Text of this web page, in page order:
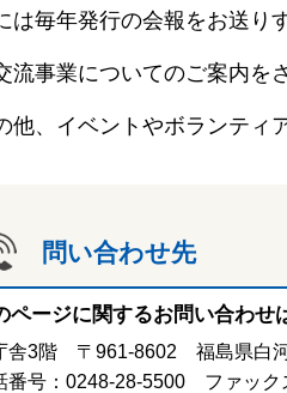
は毎年発行の会報をお送り
流事業についてのご案内を
他、イベントやボランティ
問い合わせ先
ページに関するお問い合わせ
舎3階 〒961-8602 福島県白
番号：0248-28-5500 ファック